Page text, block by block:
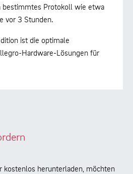
bestimmtes Protokoll wie etwa
vor 3 Stunden.
ist die optimale
Hardware-Lösungen für
kostenlos herunterladen, möchten